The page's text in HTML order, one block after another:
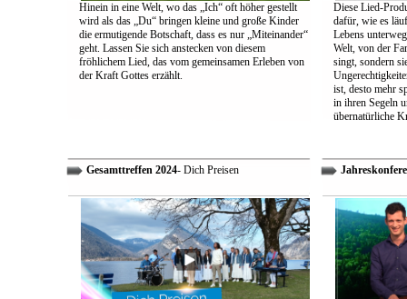
Hinein in eine Welt, wo das „Ich“ oft höher gestellt
wird als das „Du“ bringen kleine und große Kinder
die ermutigende Botschaft, dass es nur „Miteinander“
geht. Lassen Sie sich anstecken von diesem
fröhlichem Lied, das vom gemeinsamen Erleben von
der Kraft Gottes erzählt.
Diese Lied-
dafür, wie es
Lebens
Welt, von der
singt, sondern
ist, desto mehr
in ihren Segeln
übernatürliche
Gesamttreffen 2024- Dich Preisen